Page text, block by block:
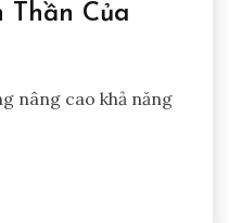
Thần Của
nâng cao khả năng